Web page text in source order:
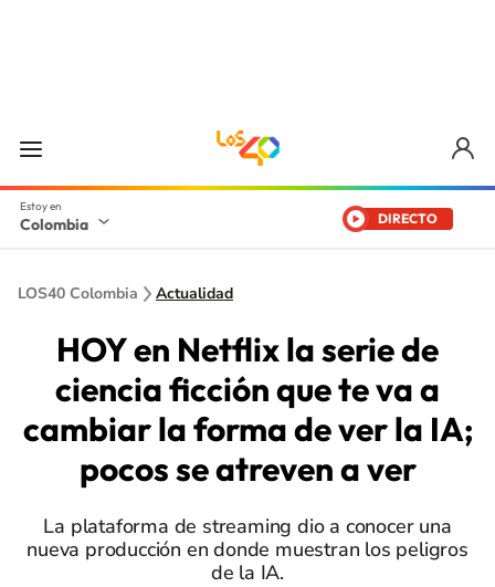
Colombia DIRECTO
LOS40 Colombia Actualidad
HOY en Netflix la serie de
ciencia ficción que te va a
cambiar la forma de ver la IA;
pocos se atreven a ver
La plataforma de streaming dio a conocer una
nueva producción en donde muestran los peligros
de la IA.